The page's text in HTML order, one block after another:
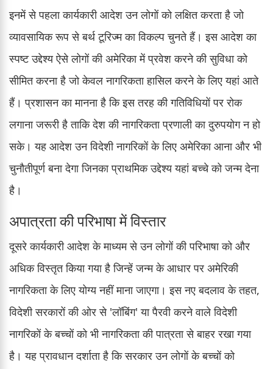
इनमें से पहला कार्यकारी आदेश उन लोगों को लक्षित करता है जो
व्यावसायिक रूप से बर्थ टूरिज्म का विकल्प चुनते हैं। इस आदेश का
स्पष्ट उद्देश्य ऐसे लोगों की अमेरिका में प्रवेश करने की सुविधा को
सीमित करना है जो केवल नागरिकता हासिल करने के लिए यहां आते
हैं। प्रशासन का मानना है कि इस तरह की गतिविधियों पर रोक
लगाना जरूरी है ताकि देश की नागरिकता प्रणाली का दुरुपयोग न हो
सके। यह आदेश उन विदेशी नागरिकों के लिए अमेरिका आना और भी
चुनौतीपूर्ण बना देगा जिनका प्राथमिक उद्देश्य यहां बच्चे को जन्म देना
है।
अपात्रता की परिभाषा में विस्तार
दूसरे कार्यकारी आदेश के माध्यम से उन लोगों की परिभाषा को और
अधिक विस्तृत किया गया है जिन्हें जन्म के आधार पर अमेरिकी
नागरिकता के लिए योग्य नहीं माना जाएगा। इस नए बदलाव के तहत,
विदेशी सरकारों की ओर से 'लॉबिंग' या पैरवी करने वाले विदेशी
नागरिकों के बच्चों को भी नागरिकता की पात्रता से बाहर रखा गया
है। यह प्रावधान दर्शाता है कि सरकार उन लोगों के बच्चों को